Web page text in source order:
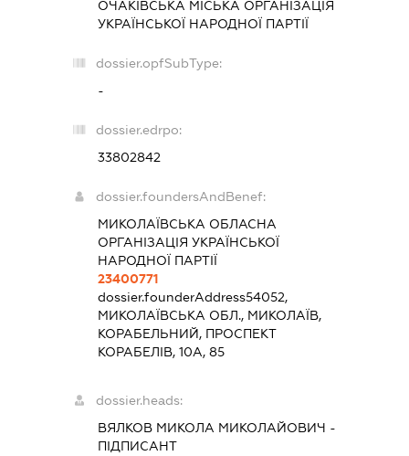
ОЧАКІВСЬКА МІСЬКА ОРГАНІЗАЦІЯ
УКРАЇНСЬКОЇ НАРОДНОЇ ПАРТІЇ
dossier.opfSubType:
-
dossier.edrpo:
33802842
dossier.foundersAndBenef:
МИКОЛАЇВСЬКА ОБЛАСНА
ОРГАНІЗАЦІЯ УКРАЇНСЬКОЇ
НАРОДНОЇ ПАРТІЇ
23400771
dossier.founderAddress54052,
МИКОЛАЇВСЬКА ОБЛ., МИКОЛАЇВ,
КОРАБЕЛЬНИЙ, ПРОСПЕКТ
КОРАБЕЛІВ, 10А, 85
dossier.heads:
ВЯЛКОВ МИКОЛА МИКОЛАЙОВИЧ -
ПІДПИСАНТ